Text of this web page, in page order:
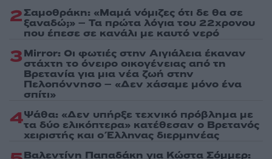
2Σαμοθράκη: «Μαμά νόμιζες ότι δε θα σε
ξαναδώ;» – Τα πρώτα λόγια του 22χρονου
που έπεσε σε κανάλι με καυτό νερό
3Mirror: Οι φωτιές στην Αιγιάλεια έκαναν
στάχτη το όνειρο οικογένειας από τη
Βρετανία για μια νέα ζωή στην
Πελοπόννησο – «Δεν χάσαμε μόνο ένα
σπίτι»
4Ψάθα: «Δεν υπήρξε τεχνικό πρόβλημα με
τα δύο ελικόπτερα» κατέθεσαν ο Βρετανός
χειριστής και ο Έλληνας διερμηνέας
Βαλεντίνη Παπαδάκη για Κώστα Σόμμερ: